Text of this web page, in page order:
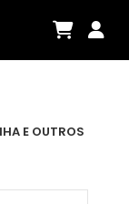
E OUTROS